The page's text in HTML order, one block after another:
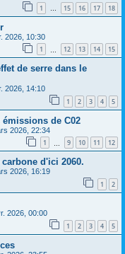
1 … 15 16 17 18
2026, 10:30
1 12 13 14 15
de serre dans le
2026, 14:10
1 2 3 4 5
de C02
2026, 22:34
1 9 10 11 12
d'ici 2060.
2026, 16:19
1 2
2026, 00:00
1 2 3 4 5